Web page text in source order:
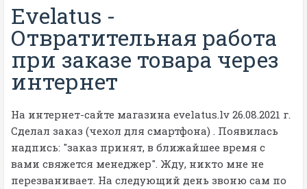
Evelatus -
Отвратительная работа
при заказе товара через
интернет
На интернет-сайте магазина evelatus.lv 26.08.2021 г.
Сделал заказ (чехол для смартфона) . Появилась
надпись: "заказ принят, в ближайшее время с
вами свяжется менеджер". Жду, никто мне не
перезванивает. На следующий день звоню сам по